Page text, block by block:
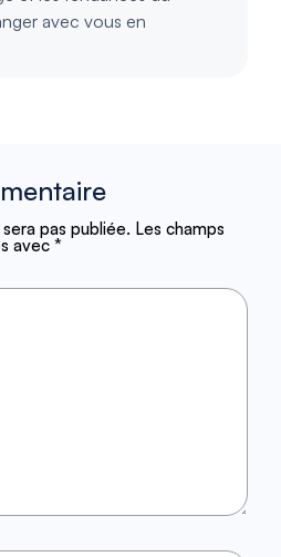
avec vous en
pas publiée. Les champs
avec *